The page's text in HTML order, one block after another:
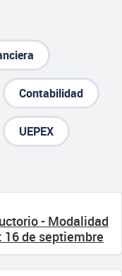
Contabilidad
UEPEX
- Modalidad
16 de septiembre